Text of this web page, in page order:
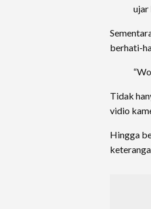
ujar
berhati-
Tidak
vidio
Hingga